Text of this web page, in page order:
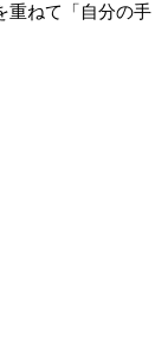
重ねて「自分の手